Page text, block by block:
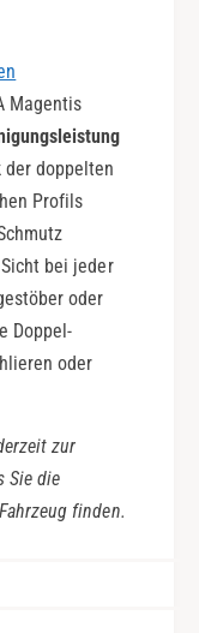
Magentis
der doppelten
Profils
bei jeder
oder
Doppel-
oder
zur
Sie die
finden.